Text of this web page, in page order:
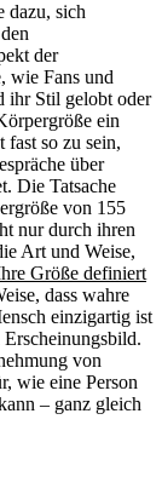
dazu, sich
der
wie Fans und
ihr Stil gelobt oder
ein
fast so zu sein,
über
Die Tatsache
von 155
nur durch ihren
Art und Weise,
Größe definiert
dass wahre
einzigartig ist
von
wie eine Person
– ganz gleich